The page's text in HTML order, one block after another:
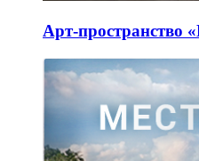
Арт-пространство